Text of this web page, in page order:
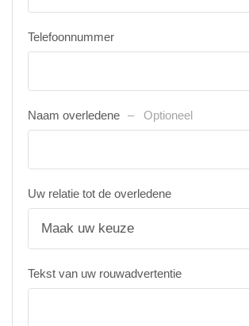
Telefoonnummer
Naam overledene Optioneel
Uw relatie tot de overledene
Tekst van uw rouwadvertentie